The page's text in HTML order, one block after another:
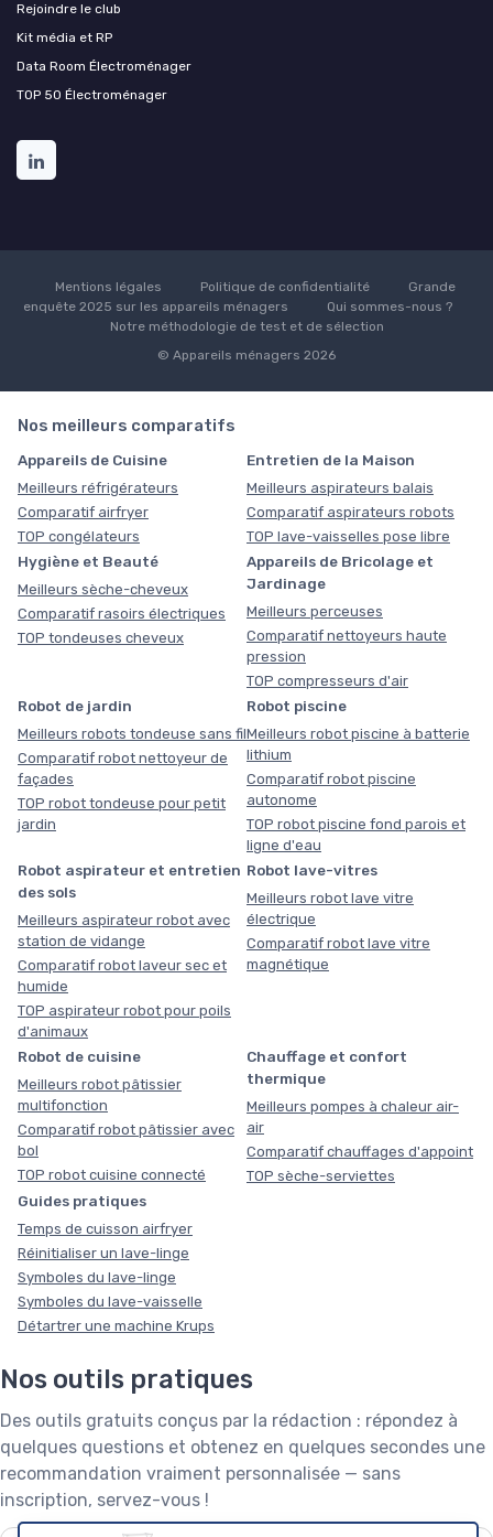
Rejoindre le club
Kit média et RP
Data Room Électroménager
TOP 50 Électroménager
Mentions légales Politique de confidentialité
Grande
enquête 2025 sur les appareils ménagers
Qui sommes-nous ?
Notre méthodologie de test et de sélection
© Appareils ménagers 2026
Nos meilleurs comparatifs
Appareils de Cuisine
Meilleurs réfrigérateurs
Comparatif airfryer
TOP congélateurs
Entretien de la Maison
Meilleurs aspirateurs balais
Comparatif aspirateurs robots
TOP lave-vaisselles pose libre
Hygiène et Beauté
Meilleurs sèche-cheveux
Comparatif rasoirs électriques
TOP tondeuses cheveux
Appareils de Bricolage et
Jardinage
Meilleurs perceuses
Comparatif nettoyeurs haute
pression
TOP compresseurs d'air
Robot de jardin
Meilleurs robots tondeuse sans fil
Comparatif robot nettoyeur de
façades
TOP robot tondeuse pour petit
jardin
Robot piscine
Meilleurs robot piscine à batterie
lithium
Comparatif robot piscine
autonome
TOP robot piscine fond parois et
ligne d'eau
Robot aspirateur et entretien
des sols
Meilleurs aspirateur robot avec
station de vidange
Comparatif robot laveur sec et
humide
TOP aspirateur robot pour poils
d'animaux
Robot lave-vitres
Meilleurs robot lave vitre
électrique
Comparatif robot lave vitre
magnétique
Robot de cuisine
Meilleurs robot pâtissier
multifonction
Comparatif robot pâtissier avec
bol
TOP robot cuisine connecté
Chauffage et confort
thermique
Meilleurs pompes à chaleur air-
air
Comparatif chauffages d'appoint
TOP sèche-serviettes
Guides pratiques
Temps de cuisson airfryer
Réinitialiser un lave-linge
Symboles du lave-linge
Symboles du lave-vaisselle
Détartrer une machine Krups
Nos outils pratiques
Des outils gratuits conçus par la rédaction : répondez à
quelques questions et obtenez en quelques secondes une
recommandation vraiment personnalisée — sans
inscription, servez-vous !